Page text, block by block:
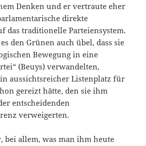
Denken und er vertraute eher
direkte
das traditionelle Parteiensystem.
den Grünen auch übel, dass sie
Bewegung in eine
(Beuys) verwandelten,
aussichtsreicher Listenplatz für
gereizt hätte, den sie ihm
entscheidenden
verweigerten.
bei allem, was man ihm heute